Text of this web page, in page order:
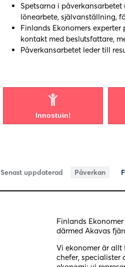
Spetsarna i påverkansarbetet
lönearbete, självanställning,
Finlands Ekonomers
kontakt med beslutsfattare,
Påverkansarbetet leder till
Innostuin!
Senast uppdaterad Påverkan
Finlands
därmed Akavas
Vi ekonomer är
chefer, specialister